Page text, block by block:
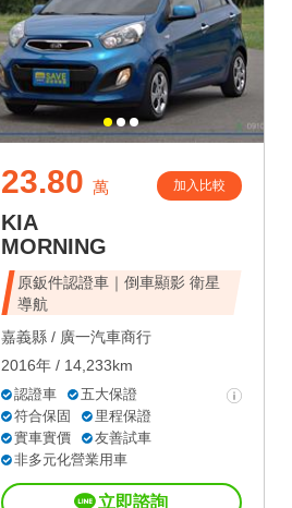
23.80 萬 加入比較
KIA
MORNING
原鈑件認證車｜倒車顯影 衛星
導航
嘉義縣 / 廣一汽車商行
2016年 / 14,233km
認證車
五大保證
符合保固
里程保證
實車實價
友善試車
非多元化營業用車
立即諮詢